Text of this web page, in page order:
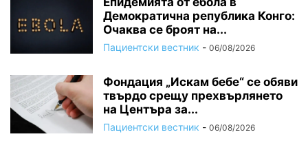
Демократична република Конго:
Очаква се броят на...
Пациентски вестник - 06/08/2026
Фондация „Искам бебе“ се обяви
твърдо срещу прехвърлянето
на Центъра за...
Пациентски вестник - 06/08/2026